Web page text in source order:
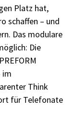
Platz hat,
schaffen – und
Das modulare
Die
im
Think
für Telefonate